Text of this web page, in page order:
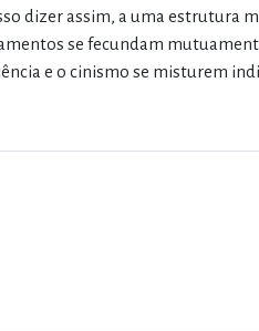
dizer assim, a uma estrutura
se fecundam
e o cinismo se misturem